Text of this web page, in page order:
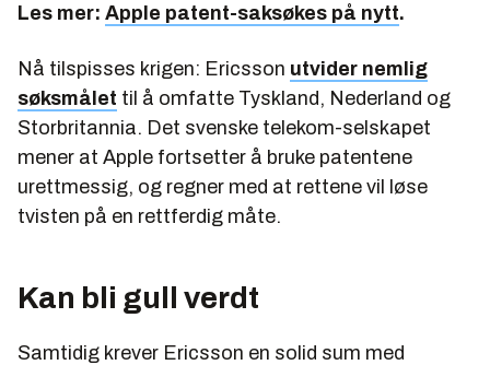
Les mer: Apple patent-saksøkes på nytt.
Nå tilspisses krigen: Ericsson utvider nemlig
søksmålet til å omfatte Tyskland, Nederland og
Storbritannia. Det svenske telekom-selskapet
mener at Apple fortsetter å bruke patentene
urettmessig, og regner med at rettene vil løse
tvisten på en rettferdig måte.
Kan bli gull verdt
Samtidig krever Ericsson en solid sum med